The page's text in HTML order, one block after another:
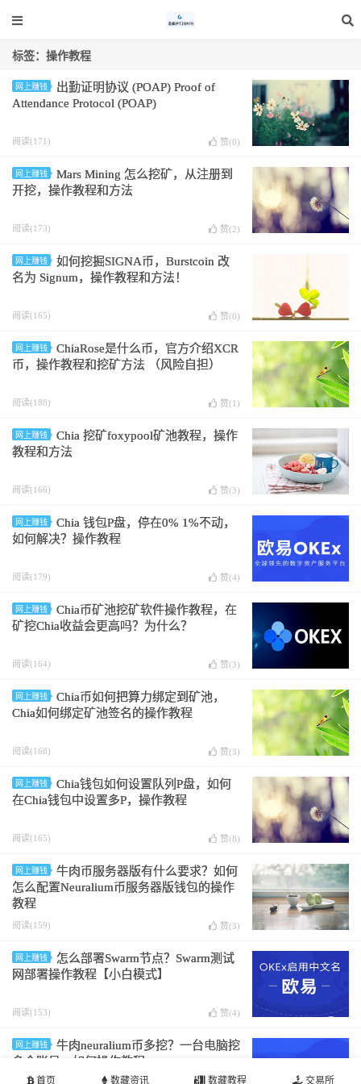
标签：操作教程
网上赚钱
出勤证明协议 (POAP) Proof of
Attendance Protocol (POAP)
阅读(171) 赞(0)
网上赚钱
Mars Mining 怎么挖矿，从注册到
开挖，操作教程和方法
阅读(173) 赞(2)
网上赚钱
如何挖掘SIGNA币，Burstcoin 改
名为 Signum，操作教程和方法！
阅读(165) 赞(0)
网上赚钱
ChiaRose是什么币，官方介绍XCR
币，操作教程和挖矿方法 （风险自担）
阅读(188) 赞(1 )
网上赚钱
Chia 挖矿foxypool矿池教程，操作
教程和方法
阅读(166) 赞(3)
网上赚钱
Chia 钱包P盘，停在0% 1%不动，
如何解决？操作教程
阅读(179) 赞(4)
网上赚钱
Chia币矿池挖矿软件操作教程，在
矿挖Chia收益会更高吗？为什么？
阅读(164) 赞(3)
网上赚钱
Chia币如何把算力绑定到矿池，
Chia如何绑定矿池签名的操作教程
阅读(168) 赞(3)
网上赚钱
Chia钱包如何设置队列P盘，如何
在Chia钱包中设置多P，操作教程
阅读(165) 赞(8)
网上赚钱
牛肉币服务器版有什么要求？如何
怎么配置Neuralium币服务器版钱包的操作
教程
阅读(159) 赞(3)
网上赚钱
怎么部署Swarm节点？Swarm测试
网部署操作教程【小白模式】
阅读(153) 赞(4)
网上赚钱
牛肉neuralium币多挖？一台电脑挖
多个账号，如何操作教程
首页 数藏资讯 数藏教程 交易所